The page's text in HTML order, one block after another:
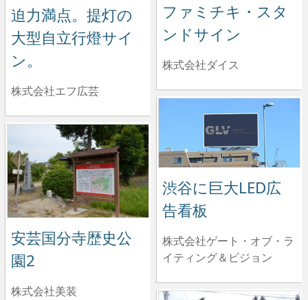
迫力満点。提灯の
大型自立行燈サイ
ン。
株式会社エフ広芸
ファミチキ・スタ
ンドサイン
株式会社ダイス
渋谷に巨大LED広
告看板
株式会社ゲート・オブ・ラ
イティング＆ビジョン
安芸国分寺歴史公
園2
株式会社美装